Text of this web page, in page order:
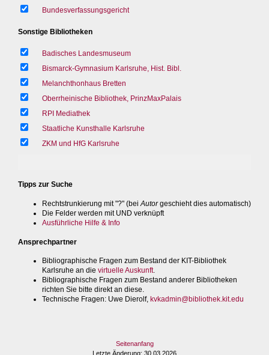
Bundesverfassungsgericht
Sonstige Bibliotheken
Badisches Landesmuseum
Bismarck-Gymnasium Karlsruhe, Hist. Bibl.
Melanchthonhaus Bretten
Oberrheinische Bibliothek, PrinzMaxPalais
RPI Mediathek
Staatliche Kunsthalle Karlsruhe
ZKM und HfG Karlsruhe
Tipps zur Suche
Rechtstrunkierung mit "?" (bei Autorgeschieht dies automatisch)
Die Felder werden mit UND verknüpft
Ausführliche Hilfe & Info
Ansprechpartner
Bibliographische Fragen zum Bestand der KIT-Bibliothek
Karlsruhe an die virtuelle Auskunft.
Bibliographische Fragen zum Bestand anderer Bibliotheken
richten Sie bitte direkt an diese.
Technische Fragen: Uwe Dierolf, kvkadmin@bibliothek.kit.edu
Seitenanfang
Letzte Änderung: 30.03.2026